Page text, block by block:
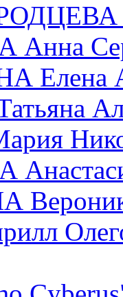
Елена